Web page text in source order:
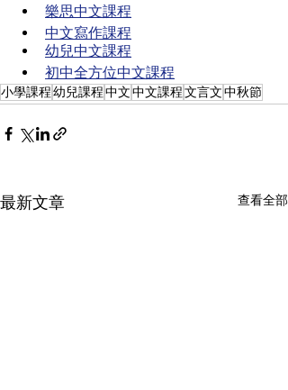
樂思中文課程
中文寫作課程
幼兒中文課程
初中全方位中文課程
小學課程幼兒課程中文中文課程文言文中秋節
最新文章 查看全部